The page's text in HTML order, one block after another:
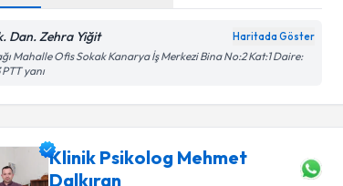
Dan. Zehra Yiğit Haritada Göster
Mahalle Ofis Sokak Kanarya İş Merkezi Bina No:2 Kat:1 Daire:
PTT yanı
Klinik Psikolog Mehmet
Dalkıran